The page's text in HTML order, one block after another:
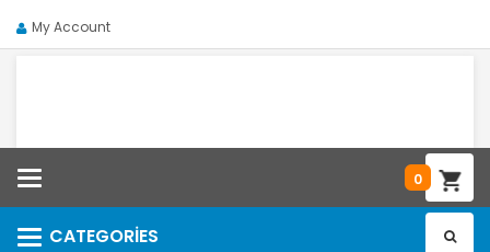
My Account
0
CATEGORIES
Categories